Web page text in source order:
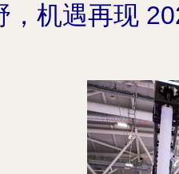
，机遇再现